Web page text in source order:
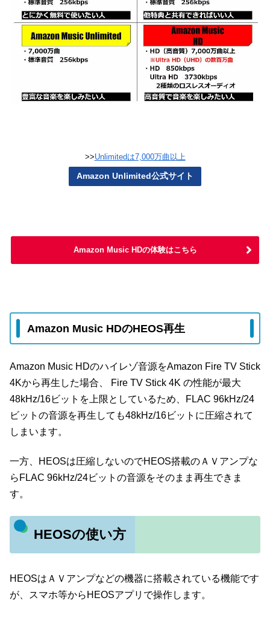
>>Unlimitedは7,000万曲以上
Amazon Unlimited公式サイト
Amazon Music HDの体験はこちら
Amazon Music HDのHEOS再生
Amazon Music HDのハイレゾ音源をAmazon Fire TV Stick
4Kから再生した場合、 Fire TV Stick 4K の性能が最大
48kHz/16ビットを上限としているため、FLAC 96kHz/24
ビットの音源を再生しても48kHz/16ビットに圧縮されて
しまいます。
一方、HEOSは圧縮しないのでHEOS搭載のＡＶアンプな
らFLAC 96kHz/24ビットの音源をそのまま再生できま
す。
HEOSの使い方
HEOSはＡＶアンプなどの機器に搭載されている機能です
が、スマホ等からHEOSアプリで操作します。